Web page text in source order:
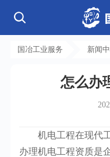
公司简介
核心业务
电气工程
工程案例
芯片 • 半导体
量子 • 脑机
工程技巧
安装教程
国冶工业服务 新闻
怎么办
机电工程在现代工
办理机电工程资质是